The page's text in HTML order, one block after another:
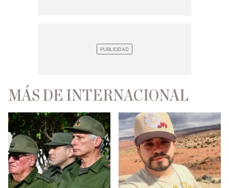
MÁS DE INTERNACIONAL